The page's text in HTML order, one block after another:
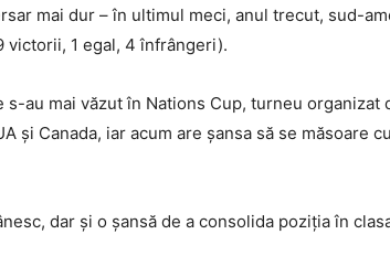
mai dur – în ultimul meci, anul trecut, sud-
victorii, 1 egal, 4 înfrângeri).
au mai văzut în Nations Cup, turneu organizat
și Canada, iar acum are șansa să se măsoare
dar și o șansă de a consolida poziția în